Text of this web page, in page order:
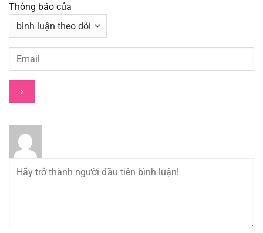
Chapter 33
Chapter 32
Chapter 30.2
Chapter 30.1
Chapter 29.2 30/07/2025
Thông báo của